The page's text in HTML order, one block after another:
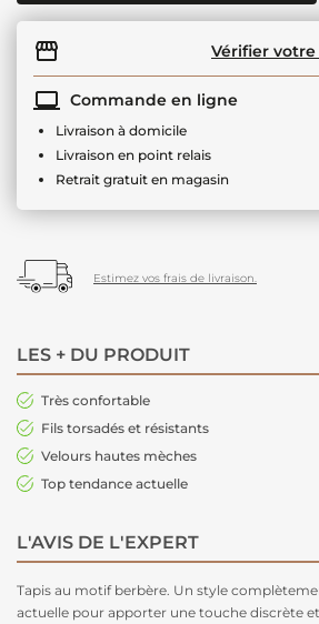
Vérifier
Commande en ligne
Livraison à domicile
Livraison en point relais
Retrait gratuit en magasin
Estimez vos frais de livraison.
LES + DU PRODUIT
Très confortable
Fils torsadés et résistants
Velours hautes mèches
Top tendance actuelle
L'AVIS DE L'EXPERT
Tapis au motif berbère. Un style
actuelle pour apporter une touche discrète